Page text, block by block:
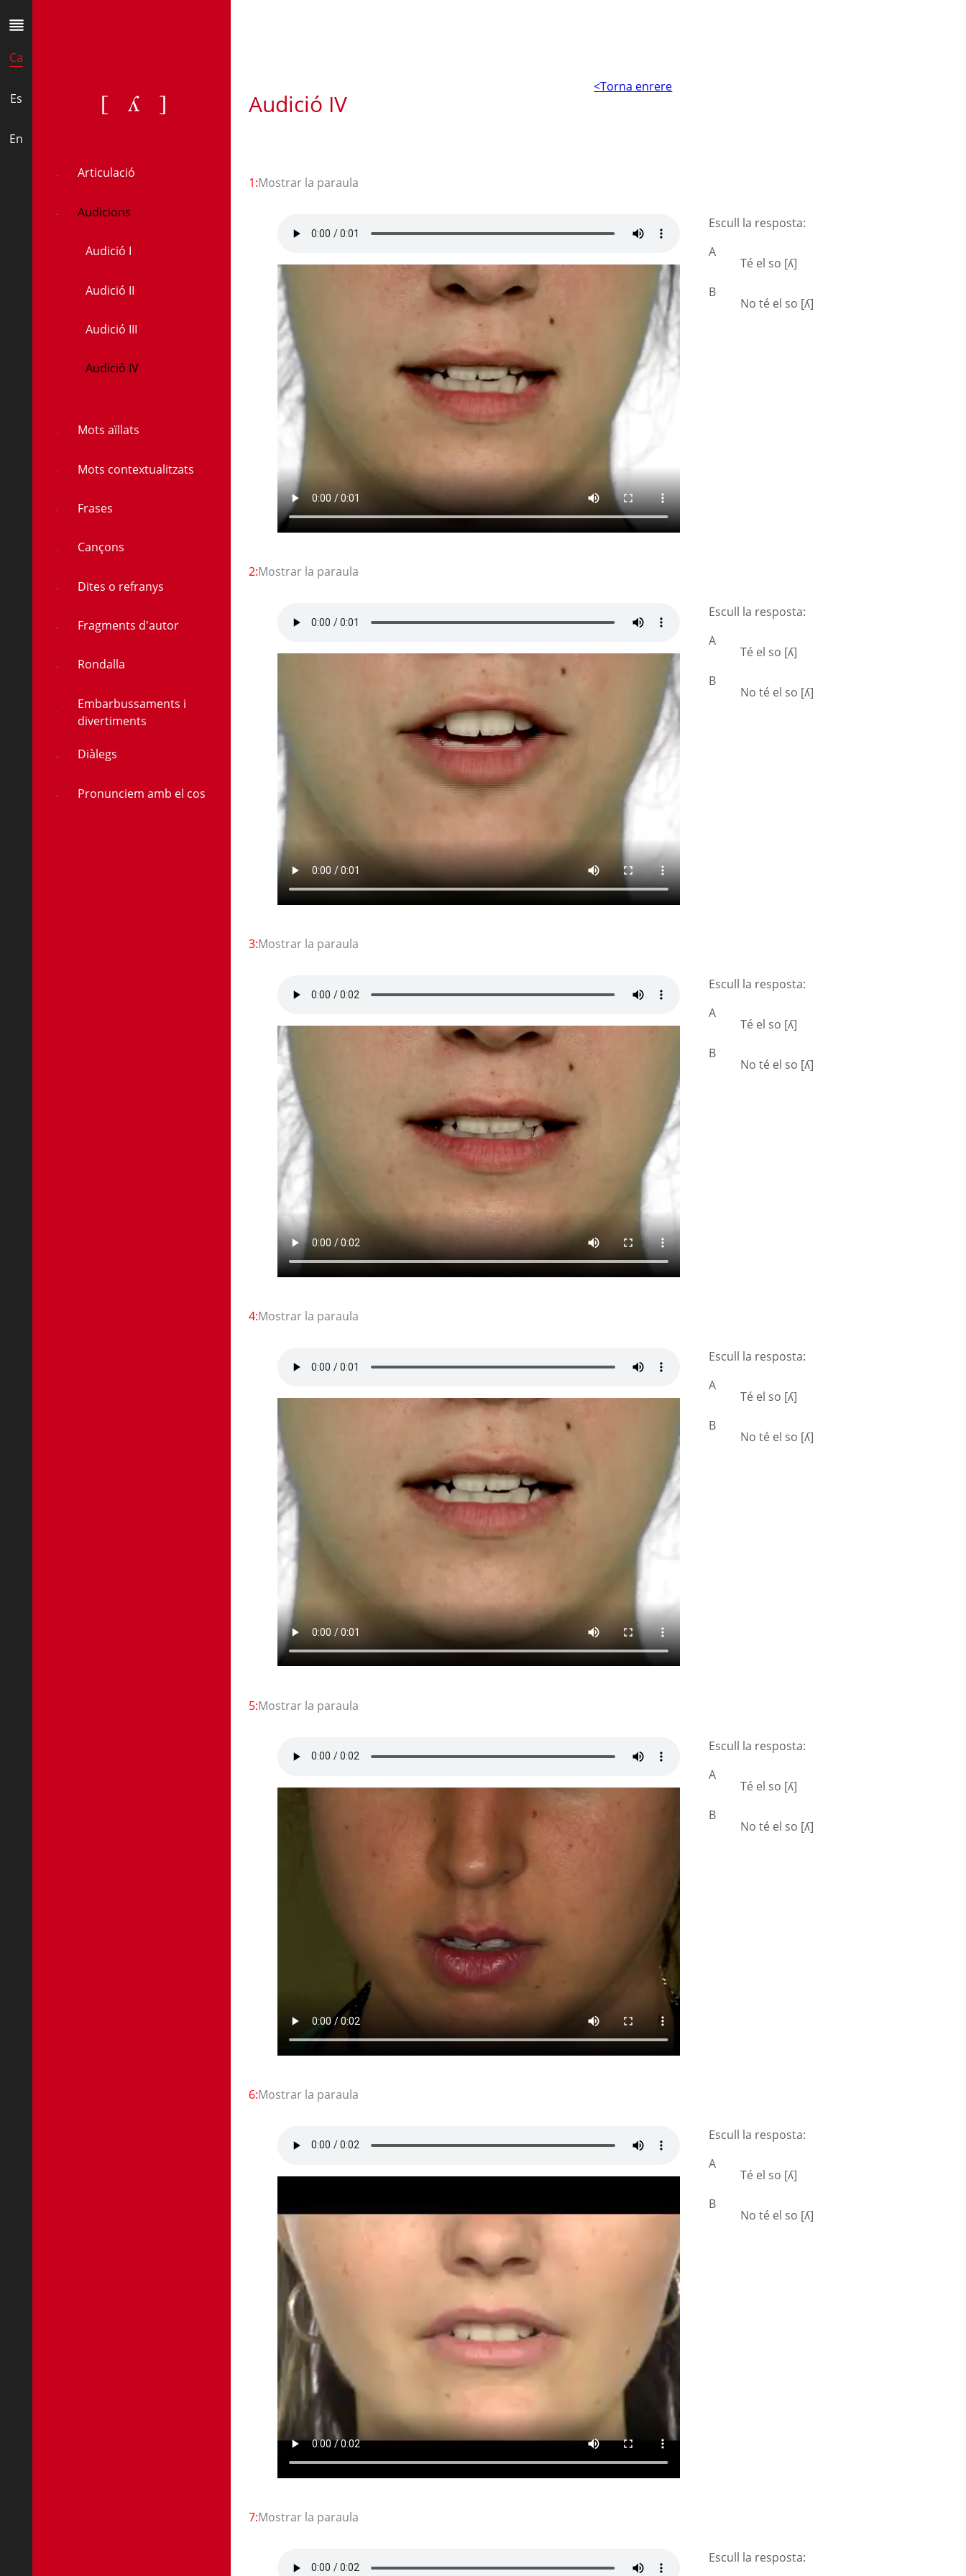
Ca
Es
En
[ʎ]
Articulació
Audicions
Audició I
Audició II
Audició III
Audició IV
Mots aïllats
Mots contextualitzats
Frases
Cançons
Dites o refranys
Fragments d'autor
Rondalla
Embarbussaments i
divertiments
Diàlegs
Pronunciem amb el cos
Audició IV
<Torna enrere
1:Mostrar la paraula
Escull la resposta:
A
Té el so [ʎ]
B
No té el so [ʎ]
2:Mostrar la paraula
Escull la resposta:
A
Té el so [ʎ]
B
No té el so [ʎ]
3:Mostrar la paraula
Escull la resposta:
A
Té el so [ʎ]
B
No té el so [ʎ]
4:Mostrar la paraula
Escull la resposta:
A
Té el so [ʎ]
B
No té el so [ʎ]
5:Mostrar la paraula
Escull la resposta:
A
Té el so [ʎ]
B
No té el so [ʎ]
6:Mostrar la paraula
Escull la resposta:
A
Té el so [ʎ]
B
No té el so [ʎ]
7:Mostrar la paraula
Escull la resposta: